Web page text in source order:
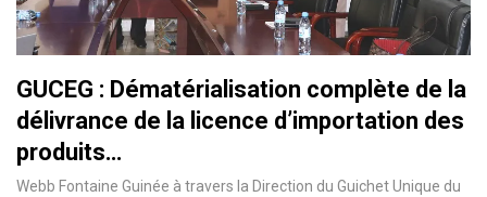
GUCEG : Dématérialisation complète de la
délivrance de la licence d’importation des
produits…
Webb Fontaine Guinée à travers la Direction du Guichet Unique du